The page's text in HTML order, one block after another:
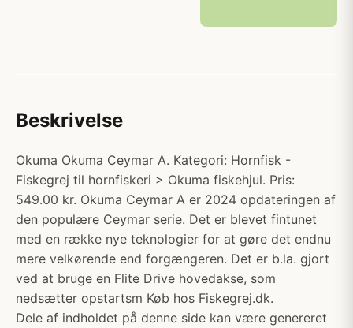
Beskrivelse
Okuma Okuma Ceymar A. Kategori: Hornfisk -
Fiskegrej til hornfiskeri > Okuma fiskehjul. Pris:
549.00 kr. Okuma Ceymar A er 2024 opdateringen af
den populære Ceymar serie. Det er blevet fintunet
med en række nye teknologier for at gøre det endnu
mere velkørende end forgængeren. Det er b.la. gjort
ved at bruge en Flite Drive hovedakse, som
nedsætter opstartsm Køb hos Fiskegrej.dk.
Dele af indholdet på denne side kan være genereret